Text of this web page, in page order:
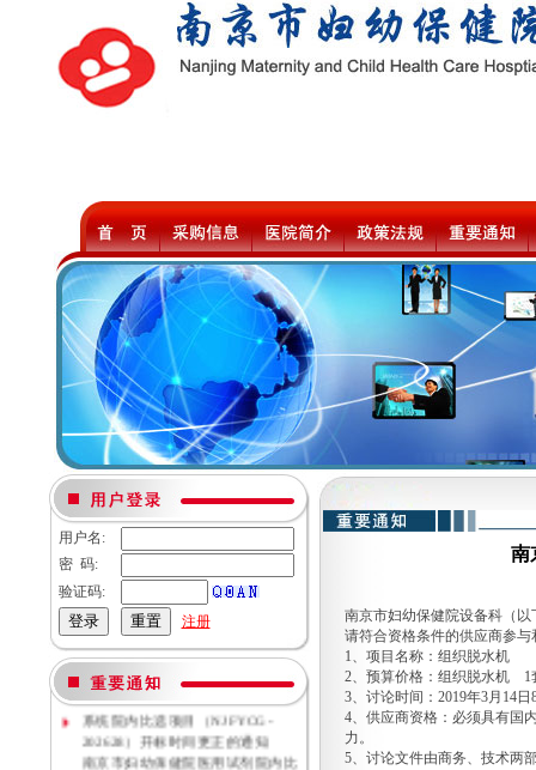
用户名:
密 码:
验证码:
注册
南京市妇幼保健院母乳库信息管理
系统院内比选项目（NJFYCG-
202628）开标时间更正的通知
南京市妇幼保健院医用试剂院内比
南
南京市妇幼保健院设备科（
请符合资格条件的供应商参与
1、项目名称：组织脱水机
2、预算价格：组织脱水机
3、讨论时间：2019年3月14
4、供应商资格：必须具有国
力。
5、讨论文件由商务、技术两